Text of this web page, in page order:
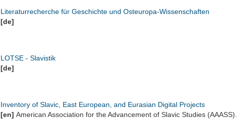
Literaturrecherche für Geschichte und Osteuropa-Wissenschaften
[de]
LOTSE - Slavistik
[de]
Inventory of Slavic, East European, and Eurasian Digital Projects
[en] American Association for the Advancement of Slavic Studies (AAASS).